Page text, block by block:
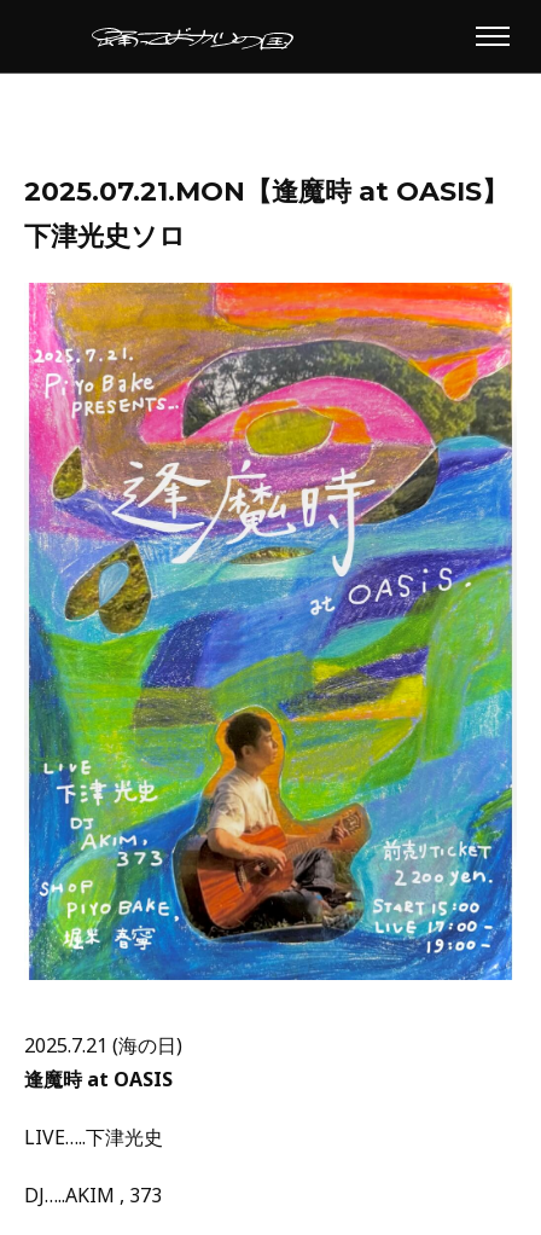
2025.07.21.MON【逢魔時 at OASIS】
下津光史ソロ
2025.7.21 (海の日)
逢魔時 at OASIS
LIVE…..下津光史
DJ…..AKIM , 373